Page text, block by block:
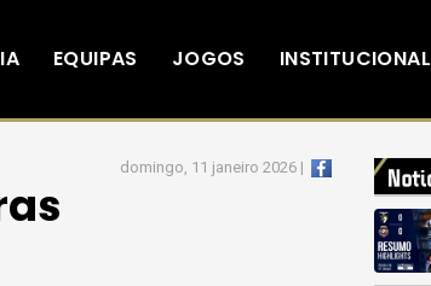
EQUIPAS JOGOS INSTITUCIONAL
domingo, 11 janeiro 2026 |